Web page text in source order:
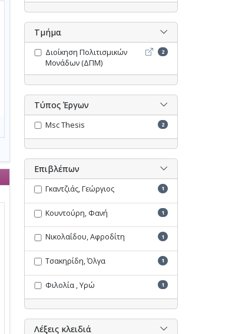
Τμήμα
Διοίκηση Πολιτισμικών
Μονάδων (ΔΠΜ)
Διοίκηση Πολιτισμικών
2
Τύπος Έργων
Msc Thesis 2
Επιβλέπων
Γκαντζιάς, Γεώργιος 1
Κουντούρη, Φανή 1
Νικολαΐδου, Αφροδίτη 1
Τσακηρίδη, Όλγα 1
Φιλολία , Υρώ 1
Λέξεις κλειδιά